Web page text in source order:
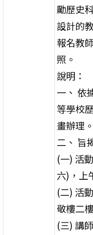
勵歷史
設計的
報名教
照。
說明：
一、 依
等學校
畫辦理。
二、 旨
(一) 活
六)，上
(二) 活
敬樓二
(三) 講